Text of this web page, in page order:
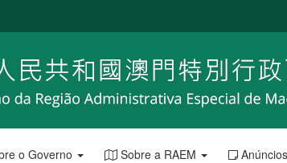
o Governo Sobre a RAEM Anúncios